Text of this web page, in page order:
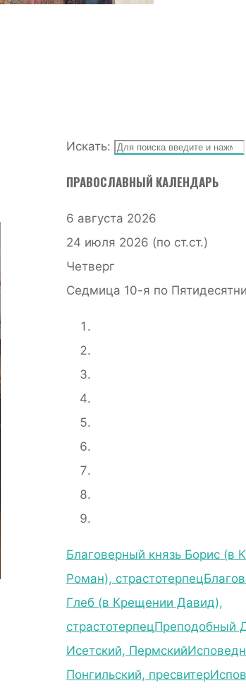
Искать:
ПРАВОСЛАВНЫЙ КАЛЕНДАРЬ
6 августа 2026
24 июля 2026 (по ст.ст.)
Четверг
Седмица 10-я по
Благоверный князь Борис (в
Роман), страстотерпец
Глеб (в Крещении Давид),
страстотерпецПреподобный
Исетский, Пермский
Понгильский, пресвитер